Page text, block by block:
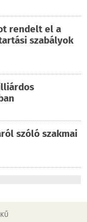
rendelt el a
szabályok
szóló szakmai